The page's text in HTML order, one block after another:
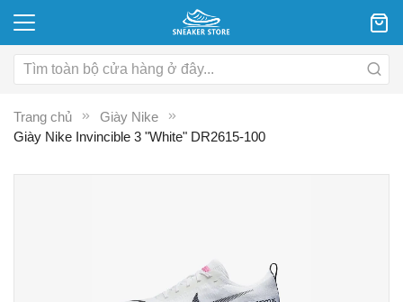
Trang chủ
Giày Nike
Giày Nike Invincible 3 "White" DR2615-100